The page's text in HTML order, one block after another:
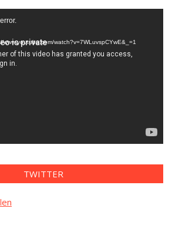
www.youtube.com/watch?v=7WLuvspCYwE&_=1
TWITTER